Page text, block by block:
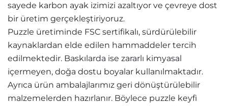
sayede karbon ayak izimizi azaltıyor ve çevreye dost
bir üretim gerçekleştiriyoruz.
Puzzle üretiminde FSC sertifikalı, sürdürülebilir
kaynaklardan elde edilen hammaddeler tercih
edilmektedir. Baskılarda ise zararlı kimyasal
içermeyen, doğa dostu boyalar kullanılmaktadır.
Ayrıca ürün ambalajlarımız geri dönüştürülebilir
malzemelerden hazırlanır. Böylece puzzle keyfi